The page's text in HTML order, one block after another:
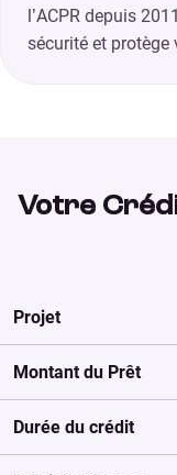
l’ACPR depuis
sécurité et protège
Votre
Projet
Montant du Prêt
Durée du crédit